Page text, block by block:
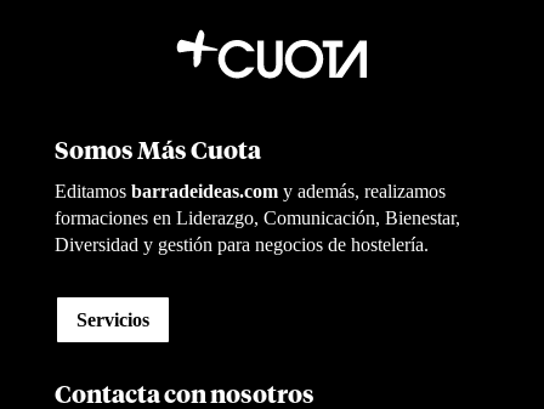
Somos Más Cuota
Editamosbarradeideas.com y además, realizamos
formaciones en Liderazgo, Comunicación, Bienestar,
Diversidad y gestión para negocios de hostelería.
Servicios
Contacta con nosotros